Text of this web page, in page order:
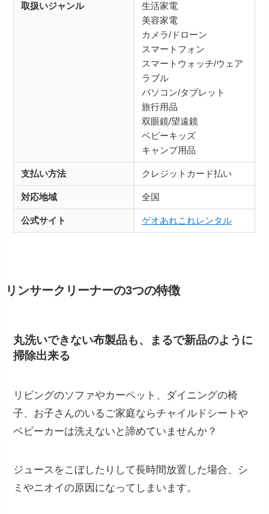
取扱いジャンル
生活家電
美容家電
カメラ/ドローン
スマートフォン
スマートウォッチ/ウェア
ラブル
パソコン/タブレット
旅行用品
双眼鏡/望遠鏡
ベビーキッズ
キャンプ用品
支払い方法 クレジットカード払い
対応地域 全国
公式サイト ゲオあれこれレンタル
リンサークリーナーの3つの特徴
丸洗いできない布製品も、まるで新品のように
掃除出来る
リビングのソファやカーペット、ダイニングの椅
子、お子さんのいるご家庭ならチャイルドシートや
ベビーカーは洗えないと諦めていませんか？
ジュースをこぼしたりして長時間放置した場合、シ
ミやニオイの原因になってしまいます。